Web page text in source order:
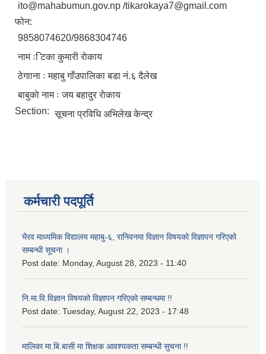
ito@mahabumun.gov.np /tikarokaya7@gmail.com
फोन:
9858074620/9868304746
नाम ः िटका कुमारी राेकाय
ठेगााना ः महाबु गाँउपालिका बडा नं.६ दैलेख
बाबुकाे नाम ः जय बहादुर राेकाय
Section: सूचना प्रविधि अभिलेख केन्द्र
कर्मचारी पदपूर्ति
भैरव माध्यमिक विद्यालय महाबु-६, रानिवनमा विज्ञान विषयको विज्ञापन गरिएको
सम्बन्धी सूचना ।
Post date: Monday, August 28, 2023 - 11:40
नि.मा.वि.विज्ञान विषयको विज्ञापन गरिएको सम्बन्धमा !!
Post date: Tuesday, August 22, 2023 - 17:48
मालिका मा.बि.बासी मा शिक्षक आवश्यकता सम्बन्धी सुचना !!